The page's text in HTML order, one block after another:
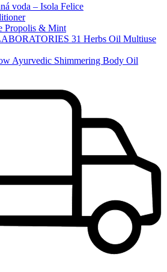
voda – Isola Felice
Propolis & Mint
31 Herbs Oil Multiuse
Ayurvedic Shimmering Body Oil